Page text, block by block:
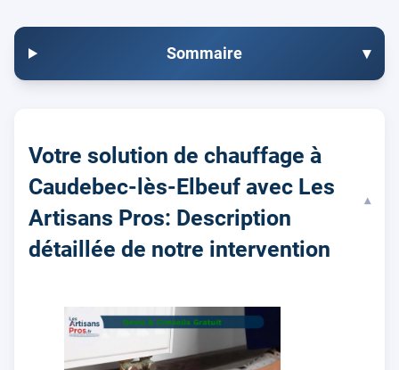
Sommaire ▾
Votre solution de chauffage à
Caudebec-lès-Elbeuf avec Les
Artisans Pros: Description
détaillée de notre intervention
▾